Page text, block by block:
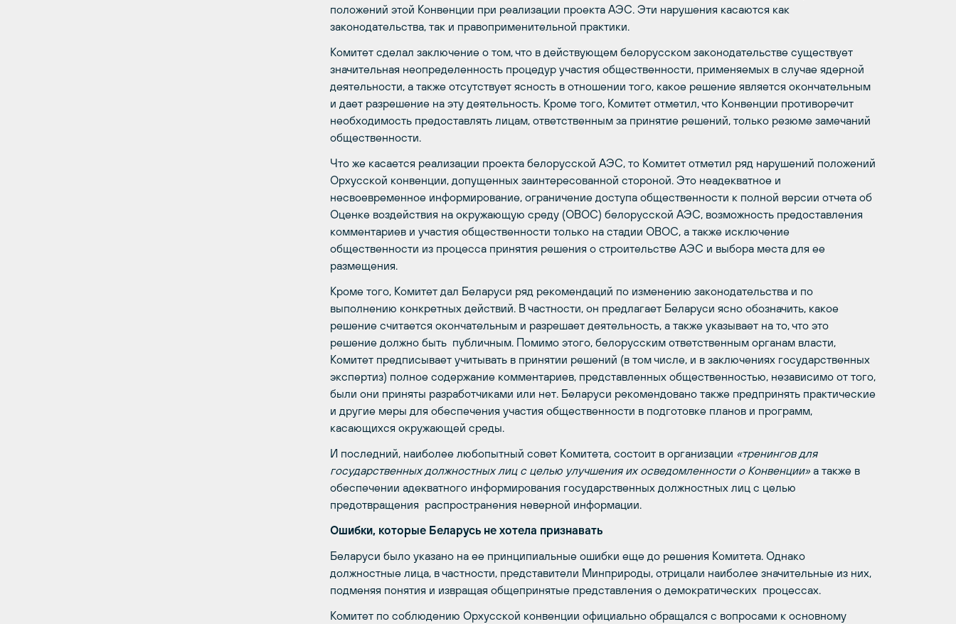
положений этой Конвенции при реализации проекта АЭС. Эти нарушения касаются как
законодательства, так и правоприменительной практики.
Комитет сделал заключение о том, что в действующем белорусском законодательстве существует
значительная неопределенность процедур участия общественности, применяемых в случае ядерной
деятельности, а также отсутствует ясность в отношении того, какое решение является окончательным
и дает разрешение на эту деятельность. Кроме того, Комитет отметил, что Конвенции противоречит
необходимость предоставлять лицам, ответственным за принятие решений, только резюме замечаний
общественности.
Что же касается реализации проекта белорусской АЭС, то Комитет отметил ряд нарушений положений
Орхусской конвенции, допущенных заинтересованной стороной. Это неадекватное и
несвоевременное информирование, ограничение доступа общественности к полной версии отчета об
Оценке воздействия на окружающую среду (ОВОС) белорусской АЭС, возможность предоставления
комментариев и участия общественности только на стадии ОВОС, а также исключение
общественности из процесса принятия решения о строительстве АЭС и выбора места для ее
размещения.
Кроме того, Комитет дал Беларуси ряд рекомендаций по изменению законодательства и по
выполнению конкретных действий. В частности, он предлагает Беларуси ясно обозначить, какое
решение считается окончательным и разрешает деятельность, а также указывает на то, что это
решение должно быть публичным. Помимо этого, белорусским ответственным органам власти,
Комитет предписывает учитывать в принятии решений (в том числе, и в заключениях государственных
экспертиз) полное содержание комментариев, представленных общественностью, независимо от того,
были они приняты разработчиками или нет. Беларуси рекомендовано также предпринять практические
и другие меры для обеспечения участия общественности в подготовке планов и программ,
касающихся окружающей среды.
И последний, наиболее любопытный совет Комитета, состоит в организации «тренингов для
государственных должностных лиц с целью улучшения их осведомленности о Конвенции» а также в
обеспечении адекватного информирования государственных должностных лиц с целью
предотвращения распространения неверной информации.
Ошибки, которые Беларусь не хотела признавать
Беларуси было указано на ее принципиальные ошибки еще до решения Комитета. Однако
должностные лица, в частности, представители Минприроды, отрицали наиболее значительные из них,
подменяя понятия и извращая общепринятые представления о демократических процессах.
Комитет по соблюдению Орхусской конвенции официально обращался с вопросами к основному